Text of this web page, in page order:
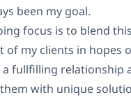
been my goal.
focus is to blend
of my clients in hopes
fullfilling relationship
with unique